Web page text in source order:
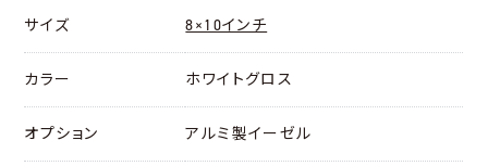
サイズ 8×10インチ
カラー ホワイトグロス
オプション アルミ製イーゼル